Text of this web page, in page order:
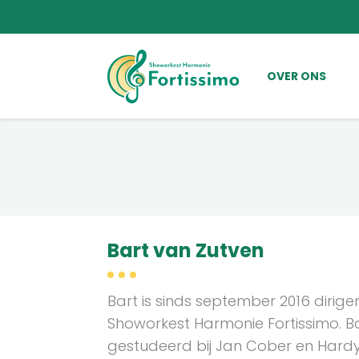
OVER ONS
Bart van Zutven
Bart is sinds september 2016
Showorkest Harmonie Fortissimo.
gestudeerd bij Jan Cober en